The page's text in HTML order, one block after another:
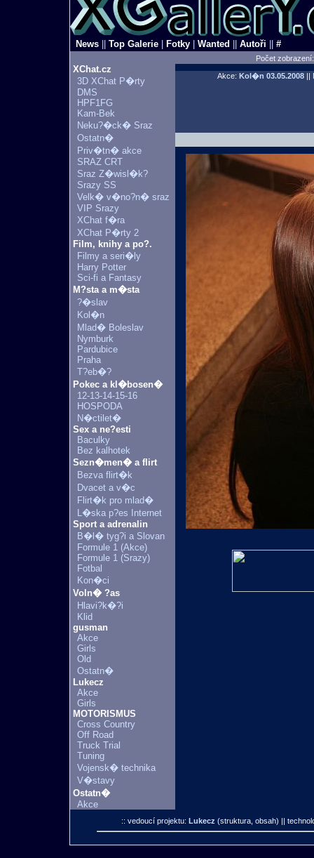
News Top Galerie Fotky Wanted Autoři #
Počet
XChat.cz
3D XChat P�rty
DMS
HPF1FG
Kam-Bek
Neku?�ck� Sraz
Ostatn�
Priv�tn� akce
SRAZ CRT
Sraz Z�wisl�k?
Srazy SS
Velk� v�no?n� sraz
VIP Srazy
XChat f�ra
XChat P�rty 2
Film, knihy a po?.
Filmy a seri�ly
Harry Potter
Sci-fi a Fantasy
M?sta a m�sta
?�slav
Kol�n
Mlad� Boleslav
Nymburk
Pardubice
Praha
T?eb�?
Pokec a kl�bosen�
12-13-14-15-16
HOSPODA
N�ctilet�
Sex a ne?esti
Baculky
Bez kalhotek
Sezn�men� a flirt
Bezva flirt�k
Dvacet a v�c
Flirt�k pro mlad�
L�ska p?es Internet
Sport a adrenalin
B�l� tyg?i a Slovan
Formule 1 (Akce)
Formule 1 (Srazy)
Fotbal
Kon�ci
Voln� ?as
Hlavi?k�?i
Klid
gusman
Akce
Girls
Old
Ostatn�
Lukecz
Akce
Girls
MOTORISMUS
Cross Country
Off Road
Truck Trial
Tuning
Vojensk� technika
V�stavy
Ostatn�
Akce
Akce: Kol�n 03.05.2008 ||
:: vedoucí projektu: Lukecz (struktura, obsah) ||